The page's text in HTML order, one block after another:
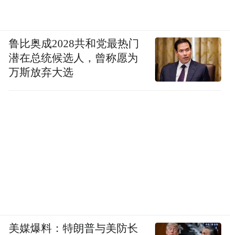
鲁比奥成2028共和党最热门
潜在总统候选人，曾称愿为
万斯放弃大选
美媒爆料：特朗普与美防长